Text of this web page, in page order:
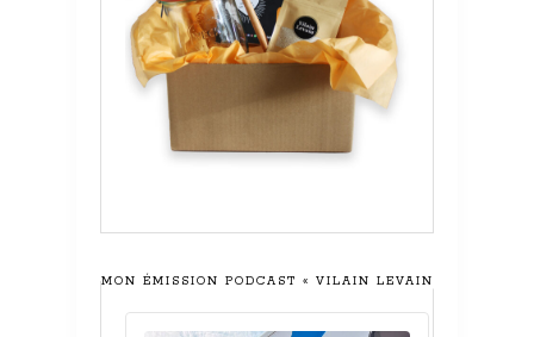
MON ÉMISSION PODCAST « VILAIN LEVAIN »